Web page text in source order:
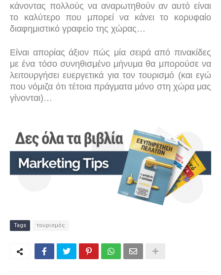
κάνοντας πολλούς να αναρωτηθούν αν αυτό είναι
το καλύτερο που μπορεί να κάνει το κορυφαίο
διαφημιστικό γραφείο της χώρας…
Είναι απορίας άξιον πώς μία σειρά από πινακίδες
με ένα τόσο συνηθισμένο μήνυμα θα μπορούσε να
λειτουργήσει ευεργετικά για τον τουρισμό (και εγώ
που νόμιζα ότι τέτοια πράγματα μόνο στη χώρα μας
γίνονται)…
Tags τουρισμός